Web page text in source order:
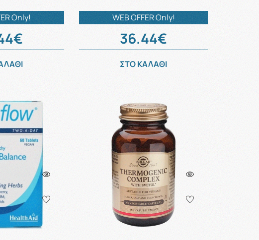
Only! WEB OFFER Only!
36.44€
ΣΤΟ ΚΑΛΑΘΙ